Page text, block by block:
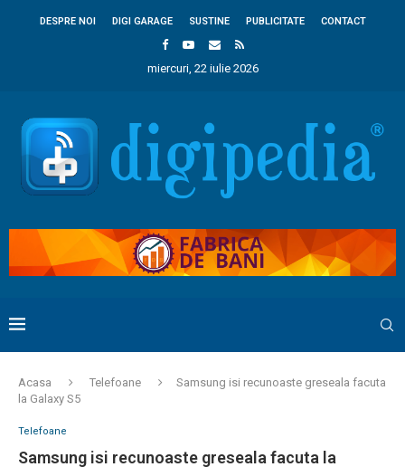
DESPRE NOI DIGI GARAGE SUSTINE PUBLICITATE CONTACT
miercuri, 22 iulie 2026
Acasa Telefoane
Samsung isi recunoaste greseala facuta
la Galaxy S5
Telefoane
Samsung isi recunoaste greseala facuta la